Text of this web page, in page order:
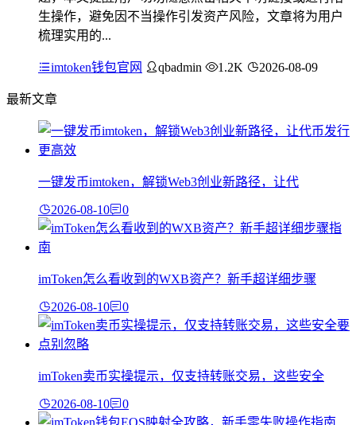
生操作，避免因不当操作引发资产风险，文章将为用户
梳理实用的...
imtoken钱包官网 qbadmin 1.2K 2026-08-09
最新文章
一键发币imtoken，解锁Web3创业新路径，让代
2026-08-10 0
imToken怎么看收到的WXB资产？新手超详细步骤
2026-08-10 0
imToken卖币实操提示，仅支持转账交易，这些安全
2026-08-10 0